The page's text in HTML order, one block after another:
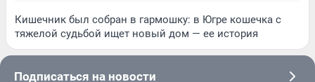
Кишечник был собран в гармошку: в Югре кошечка с
тяжелой судьбой ищет новый дом — ее история
Подписаться на новости